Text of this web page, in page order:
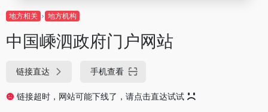
地方相关 地方机构
中国嵊泗政府门户网站
链接直达 手机查看
链接超时，网站可能下线了，请点击直达试试